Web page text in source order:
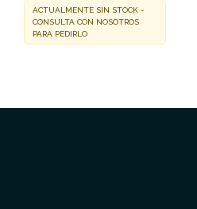
ACTUALMENTE SIN STOCK -
CONSULTA CON NOSOTROS
PARA PEDIRLO